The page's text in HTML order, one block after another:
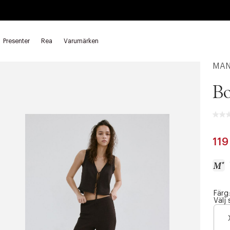
Presenter Rea Varumärken
a
c
Färg:
Välj